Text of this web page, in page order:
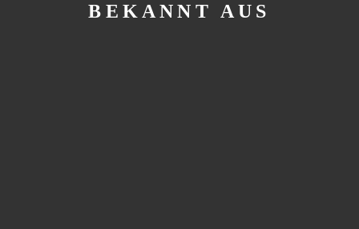
BEKANNT AUS